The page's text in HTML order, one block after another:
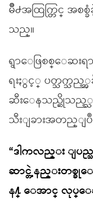
မိဳ႕အထြက္တြင္ အစ
သည္။
ရွာေဖြစစ္ေဆးရ
ရးႏွင့္ ပတ္သက္သည့္
ဆီးေနသည္ဆိုသည့္သ
သီးျခားအတည္ျ
“ဒါကလည္း ျပ
ဆာင္တဲ့နည္းတစ္ခု
န႔္ ေအာင္ လုပ္